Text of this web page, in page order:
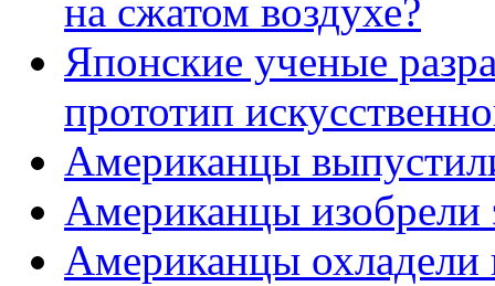
на сжатом воздухе?
Японские ученые
прототип
Американцы
Американцы изобрели
Американцы